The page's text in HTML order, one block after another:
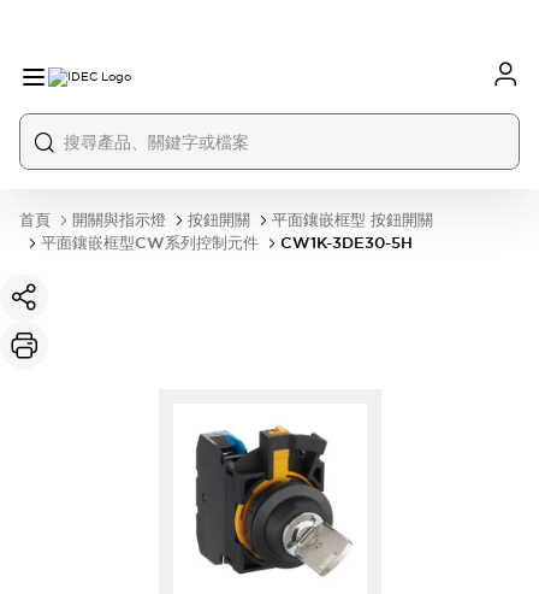
首頁 開關與指示燈 按鈕開關
平面鑲嵌框型 按鈕開關
平面鑲嵌框型CW系列控制元件
CW1K-3DE30-5H